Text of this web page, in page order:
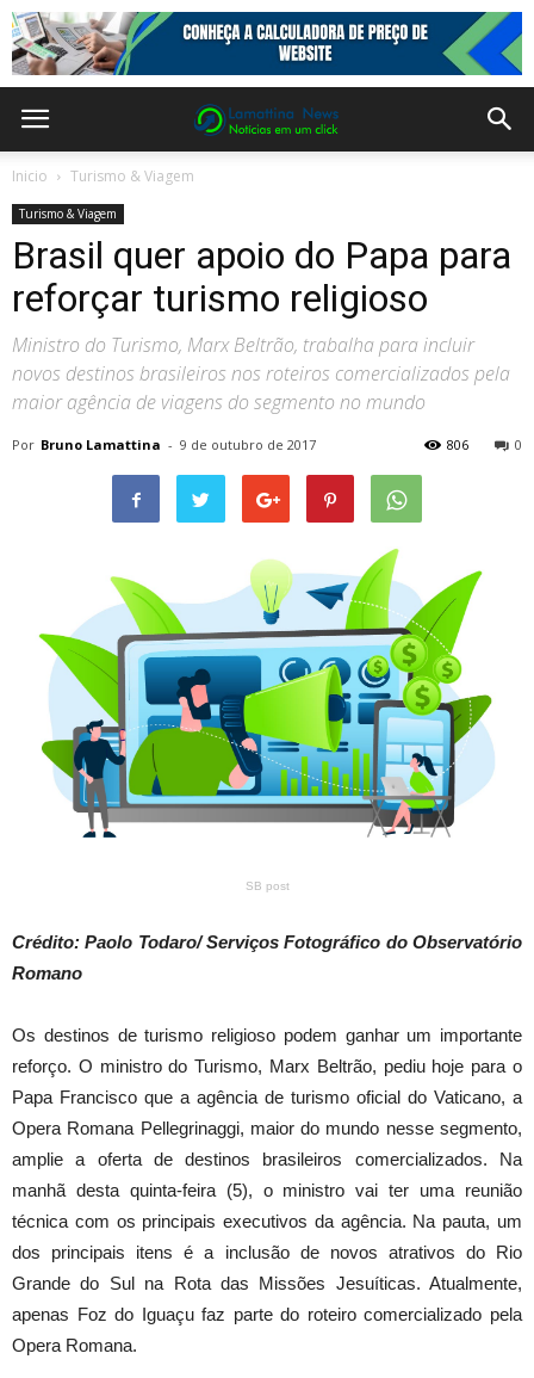
Inicio Turismo & Viagem
Turismo & Viagem
Brasil quer apoio do Papa para
reforçar turismo religioso
Ministro do Turismo, Marx Beltrão, trabalha para incluir
novos destinos brasileiros nos roteiros comercializados pela
maior agência de viagens do segmento no mundo
Por Bruno Lamattina - 9 de outubro de 2017 0
806
SB post
Crédito: Paolo Todaro/ Serviços Fotográfico do Observatório
Romano
Os destinos de turismo religioso podem ganhar um importante
reforço. O ministro do Turismo, Marx Beltrão, pediu hoje para o
Papa Francisco que a agência de turismo oficial do Vaticano, a
Opera Romana Pellegrinaggi, maior do mundo nesse segmento,
amplie a oferta de destinos brasileiros comercializados. Na
manhã desta quinta-feira (5), o ministro vai ter uma reunião
técnica com os principais executivos da agência. Na pauta, um
dos principais itens é a inclusão de novos atrativos do Rio
Grande do Sul na Rota das Missões Jesuíticas. Atualmente,
apenas Foz do Iguaçu faz parte do roteiro comercializado pela
Opera Romana.